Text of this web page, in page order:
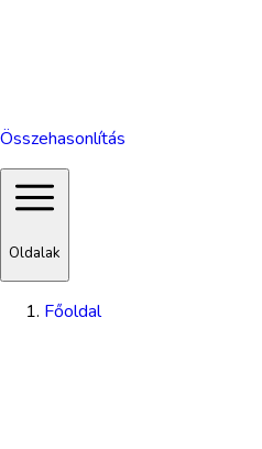
Összehasonlítás
Oldalak
Főoldal